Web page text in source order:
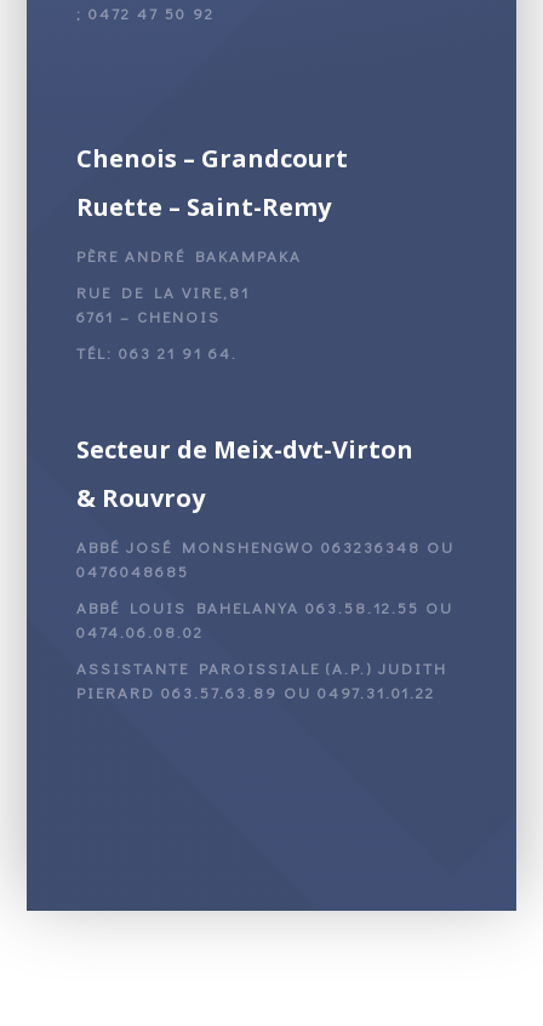
; 0472 47 50 92
Chenois – Grandcourt
Ruette – Saint-Remy
PÈRE ANDRÉ BAKAMPAKA
RUE DE LA VIRE,81
6761 – CHENOIS
TÉL: 063 21 91 64.
Secteur de Meix-dvt-Virton
& Rouvroy
ABBÉ JOSÉ MONSHENGWO 063236348 OU
0476048685
ABBÉ LOUIS BAHELANYA 063.58.12.55 OU
0474.06.08.02
ASSISTANTE PAROISSIALE (A.P.) JUDITH
PIERARD 063.57.63.89 OU 0497.31.01.22